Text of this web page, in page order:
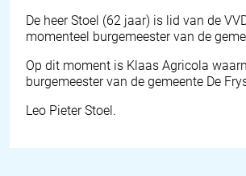
De heer Stoel (62 jaar) is lid van de
momenteel burgemeester van de
Op dit moment is Klaas Agricola
burgemeester van de gemeente De
Leo Pieter Stoel.